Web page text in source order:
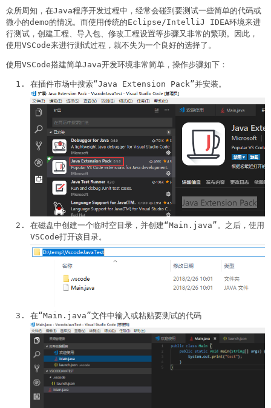
众所周知，在Java程序开发过程中，经常会碰到要测试一些简单的代码或
微小的demo的情况。而使用传统的Eclipse/IntelliJ IDEA环境来进
行测试，创建工程、导入包、修改工程设置等步骤又非常的繁琐。因此，
使用VSCode来进行测试过程，就不失为一个良好的选择了。
使用VSCode搭建简单Java开发环境非常简单，操作步骤如下：
在插件市场中搜索“Java Extension Pack”并安装。
在磁盘中创建一个临时空目录，并创建“Main.java”。之后，使用
VSCode打开该目录。
在“Main.java”文件中输入或粘贴要测试的代码